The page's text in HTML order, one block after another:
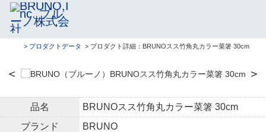
> プロダクトデータ > プロダクト詳細：BRUNOスス竹角丸カラー菜箸 30cm
＜ ＞
品名
BRUNOスス竹角丸カラー菜箸 30cm
ブランド
BRUNO